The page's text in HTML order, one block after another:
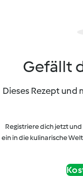
Gefällt
Dieses Rezept und
Registriere dich jetzt
ein in die kulinarische